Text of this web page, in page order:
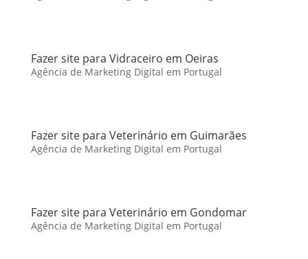
Fazer site para Vidraceiro em Oeiras
Agência de Marketing Digital em Portugal
Fazer site para Veterinário em Guimarães
Agência de Marketing Digital em Portugal
Fazer site para Veterinário em Gondomar
Agência de Marketing Digital em Portugal